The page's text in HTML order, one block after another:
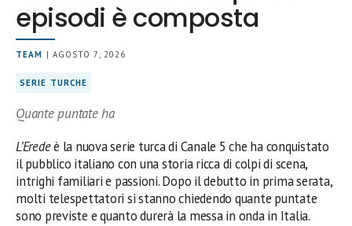
episodi è composta
TEAM | AGOSTO 7, 2026
SERIE TURCHE
Quante puntate ha
L’Eredeè la nuova serie turca di Canale 5 che ha conquistato
il pubblico italiano con una storia ricca di colpi di scena,
intrighi familiari e passioni. Dopo il debutto in prima serata,
molti telespettatori si stanno chiedendo quante puntate
sono previste e quanto durerà la messa in onda in Italia.